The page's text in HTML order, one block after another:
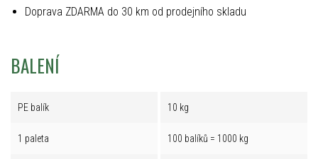
Doprava ZDARMA do 30 km od prodejního skladu
BALENÍ
PE balík 10 kg
1 paleta 100 balíků = 1000 kg